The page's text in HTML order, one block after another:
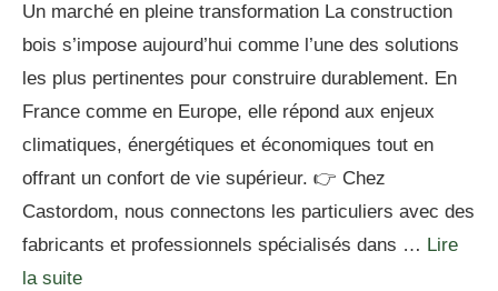
Un marché en pleine transformation La construction
bois s’impose aujourd’hui comme l’une des solutions
les plus pertinentes pour construire durablement. En
France comme en Europe, elle répond aux enjeux
climatiques, énergétiques et économiques tout en
offrant un confort de vie supérieur. 👉 Chez
Castordom, nous connectons les particuliers avec des
fabricants et professionnels spécialisés dans … Lire
la suite